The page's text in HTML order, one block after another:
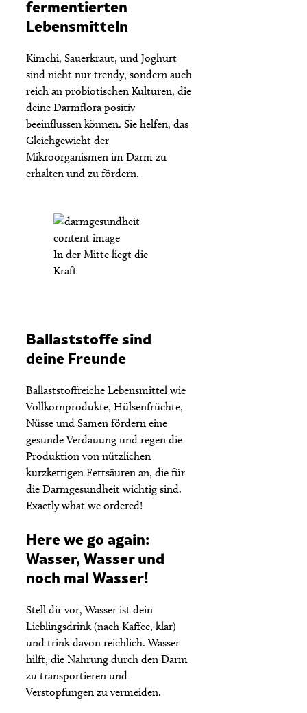
fermentierten
Lebensmitteln
Kimchi, Sauerkraut, und Joghurt
sind nicht nur trendy, sondern auch
reich an probiotischen Kulturen, die
deine Darmflora positiv
beeinflussen können. Sie helfen, das
Gleichgewicht der
Mikroorganismen im Darm zu
erhalten und zu fördern.
In der Mitte liegt die
Kraft
Ballaststoffe sind
deine Freunde
Ballaststoffreiche Lebensmittel wie
Vollkornprodukte, Hülsenfrüchte,
Nüsse und Samen fördern eine
gesunde Verdauung und regen die
Produktion von nützlichen
kurzkettigen Fettsäuren an, die für
die Darmgesundheit wichtig sind.
Exactly what we ordered!
Here we go again:
Wasser, Wasser und
noch mal Wasser!
Stell dir vor, Wasser ist dein
Lieblingsdrink (nach Kaffee, klar)
und trink davon reichlich. Wasser
hilft, die Nahrung durch den Darm
zu transportieren und
Verstopfungen zu vermeiden.